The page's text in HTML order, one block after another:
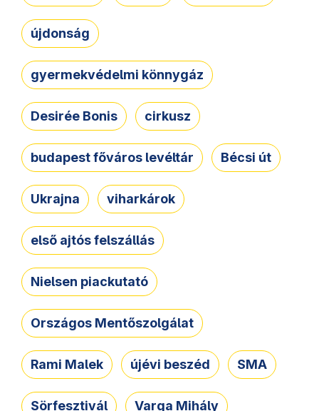
újdonság
gyermekvédelmi könnygáz
Desirée Bonis cirkusz
budapest főváros levéltár Bécsi út
Ukrajna viharkárok
első ajtós felszállás
Nielsen piackutató
Országos Mentőszolgálat
Rami Malek újévi beszéd SMA
Sörfesztivál Varga Mihály